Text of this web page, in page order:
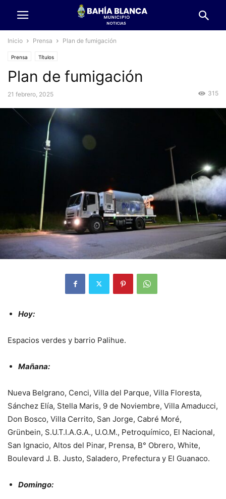
Inicio Prensa Plan de fumigación
Prensa Títulos
Plan de fumigación
21 febrero, 2025 315
Hoy:
Espacios verdes y barrio Palihue.
Mañana:
Nueva Belgrano, Cenci, Villa del Parque, Villa Floresta,
Sánchez Elía, Stella Maris, 9 de Noviembre, Villa Amaducci,
Don Bosco, Villa Cerrito, San Jorge, Cabré Moré,
Grünbein, S.U.T.I.A.G.A., U.O.M., Petroquímico, El Nacional,
San Ignacio, Altos del Pinar, Prensa, B° Obrero, White,
Boulevard J. B. Justo, Saladero, Prefectura y El Guanaco.
Domingo: